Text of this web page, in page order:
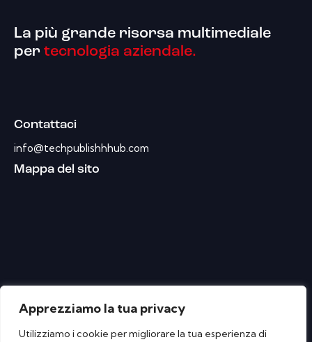
Apprezziamo la tua privacy
Utilizziamo i cookie per migliorare la tua esperienza di
La più grande risorsa multimediale
per tecnologia aziendale.
Contattaci
info@techpublishhhub.com
Mappa del sito